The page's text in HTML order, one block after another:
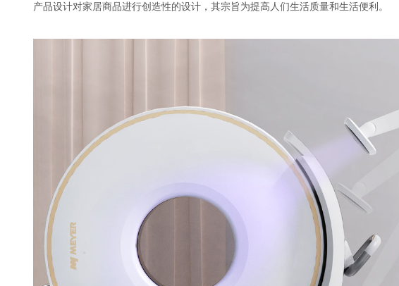
产品设计对家居商品进行创造性的设计，其宗旨为提高人们生活质量和生活便利。